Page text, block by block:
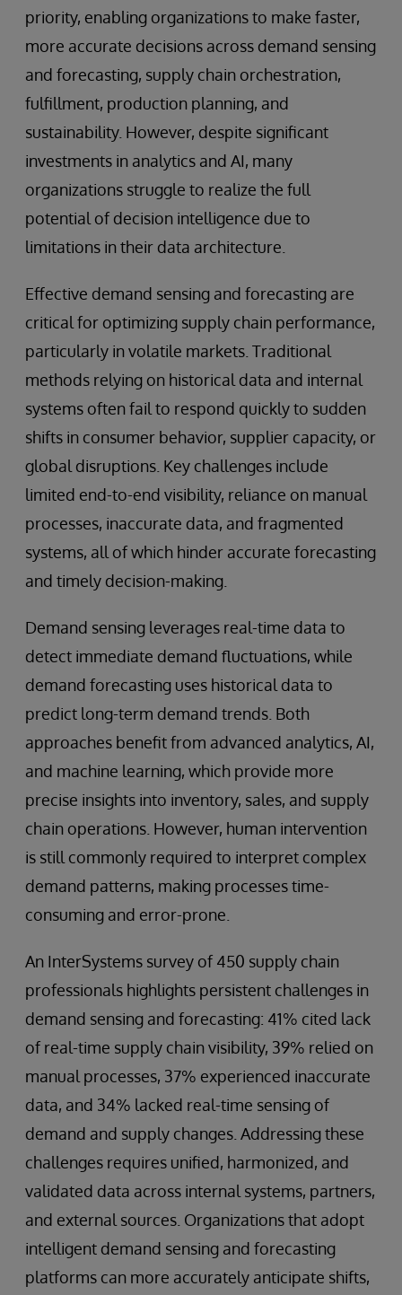
priority, enabling organizations to make faster,
more accurate decisions across demand sensing
and forecasting, supply chain orchestration,
fulfillment, production planning, and
sustainability. However, despite significant
investments in analytics and AI, many
organizations struggle to realize the full
potential of decision intelligence due to
limitations in their data architecture.
Effective demand sensing and forecasting are
critical for optimizing supply chain performance,
particularly in volatile markets. Traditional
methods relying on historical data and internal
systems often fail to respond quickly to sudden
shifts in consumer behavior, supplier capacity, or
global disruptions. Key challenges include
limited end-to-end visibility, reliance on manual
processes, inaccurate data, and fragmented
systems, all of which hinder accurate forecasting
and timely decision-making.
Demand sensing leverages real-time data to
detect immediate demand fluctuations, while
demand forecasting uses historical data to
predict long-term demand trends. Both
approaches benefit from advanced analytics, AI,
and machine learning, which provide more
precise insights into inventory, sales, and supply
chain operations. However, human intervention
is still commonly required to interpret complex
demand patterns, making processes time-
consuming and error-prone.
An InterSystems survey of 450 supply chain
professionals highlights persistent challenges in
demand sensing and forecasting: 41% cited lack
of real-time supply chain visibility, 39% relied on
manual processes, 37% experienced inaccurate
data, and 34% lacked real-time sensing of
demand and supply changes. Addressing these
challenges requires unified, harmonized, and
validated data across internal systems, partners,
and external sources. Organizations that adopt
intelligent demand sensing and forecasting
platforms can more accurately anticipate shifts,